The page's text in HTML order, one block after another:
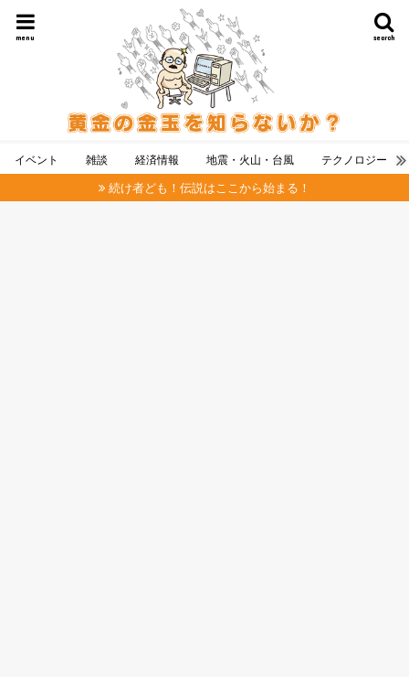
search
menu
イベント 雑談 経済情報 地震・火山・台風 テクノロジー
続け者ども！伝説はここから始まる！